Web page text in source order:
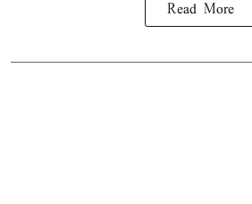
Read More